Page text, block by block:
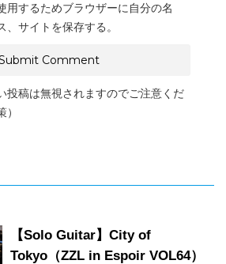
用するためブラウザーに自分の名
サイトを保存する。
投稿は無視されますのでご注意くだ
【Solo Guitar】City of
Tokyo（ZZL in Espoir VOL64）